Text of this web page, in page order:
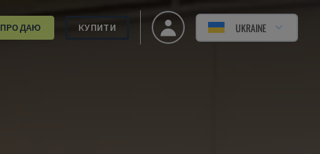
ПРОДАЮ КУПИТИ UKRAINE